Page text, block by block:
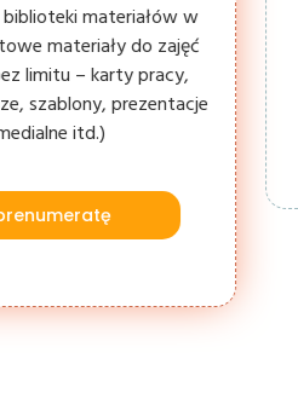
materiałów w
materiały do zajęć
limitu – karty pracy,
szablony, prezentacje
itd.)